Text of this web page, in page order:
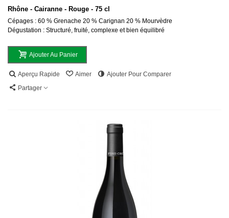
Rhône - Cairanne - Rouge - 75 cl
Cépages : 60 % Grenache 20 % Carignan 20 % Mourvèdre
Dégustation : Structuré, fruité, complexe et bien équilibré
Ajouter Au Panier
Aperçu Rapide Aimer
Ajouter Pour Comparer
Partager